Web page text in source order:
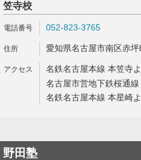
笠寺校
052-823-3765
愛知県名古屋市南区赤坪
名鉄名古屋本線 本笠寺
名古屋市営地下鉄桜通
名鉄名古屋本線 本星崎
野田塾